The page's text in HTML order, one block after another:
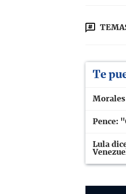
Te
Pence:
Lula